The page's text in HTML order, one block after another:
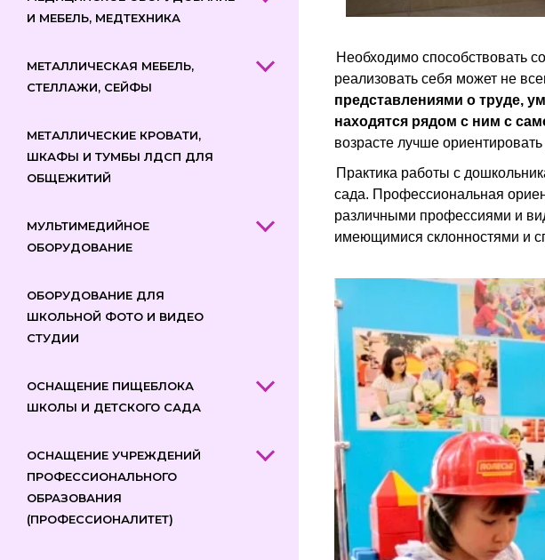
И МЕБЕЛЬ, МЕДТЕХНИКА
МЕТАЛЛИЧЕСКАЯ МЕБЕЛЬ,
СТЕЛЛАЖИ, СЕЙФЫ
МЕТАЛЛИЧЕСКИЕ КРОВАТИ,
ШКАФЫ И ТУМБЫ ЛДСП ДЛЯ
ОБЩЕЖИТИЙ
МУЛЬТИМЕДИЙНОЕ
ОБОРУДОВАНИЕ
ОБОРУДОВАНИЕ ДЛЯ
ШКОЛЬНОЙ ФОТО И ВИДЕО
СТУДИИ
ОСНАЩЕНИЕ ПИЩЕБЛОКА
ШКОЛЫ И ДЕТСКОГО САДА
ОСНАЩЕНИЕ УЧРЕЖДЕНИЙ
ПРОФЕССИОНАЛЬНОГО
ОБРАЗОВАНИЯ
(ПРОФЕССИОНАЛИТЕТ)
Необходимо способствовать
реализовать себя может не
представлениями о труде,
находятся рядом с ним с
возрасте лучше
Практика работы с
сада. Профессиональная
различными профессиями и
имеющимися склонностями и